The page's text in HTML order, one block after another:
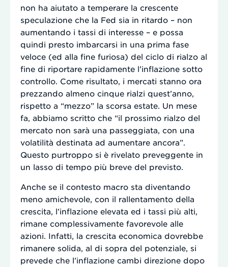
non ha aiutato a temperare la crescente
speculazione che la Fed sia in ritardo – non
aumentando i tassi di interesse – e possa
quindi presto imbarcarsi in una prima fase
veloce (ed alla fine furiosa) del ciclo di rialzo al
fine di riportare rapidamente l’inflazione sotto
controllo. Come risultato, i mercati stanno ora
prezzando almeno cinque rialzi quest’anno,
rispetto a “mezzo” la scorsa estate. Un mese
fa, abbiamo scritto che “il prossimo rialzo del
mercato non sarà una passeggiata, con una
volatilità destinata ad aumentare ancora”.
Questo purtroppo si è rivelato preveggente in
un lasso di tempo più breve del previsto.
Anche se il contesto macro sta diventando
meno amichevole, con il rallentamento della
crescita, l’inflazione elevata ed i tassi più alti,
rimane complessivamente favorevole alle
azioni. Infatti, la crescita economica dovrebbe
rimanere solida, al di sopra del potenziale, si
prevede che l’inflazione cambi direzione dopo